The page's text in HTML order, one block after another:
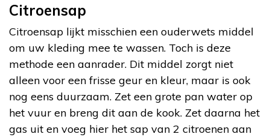
Citroensap
Citroensap lijkt misschien een ouderwets middel
om uw kleding mee te wassen. Toch is deze
methode een aanrader. Dit middel zorgt niet
alleen voor een frisse geur en kleur, maar is ook
nog eens duurzaam. Zet een grote pan water op
het vuur en breng dit aan de kook. Zet daarna het
gas uit en voeg hier het sap van 2 citroenen aan